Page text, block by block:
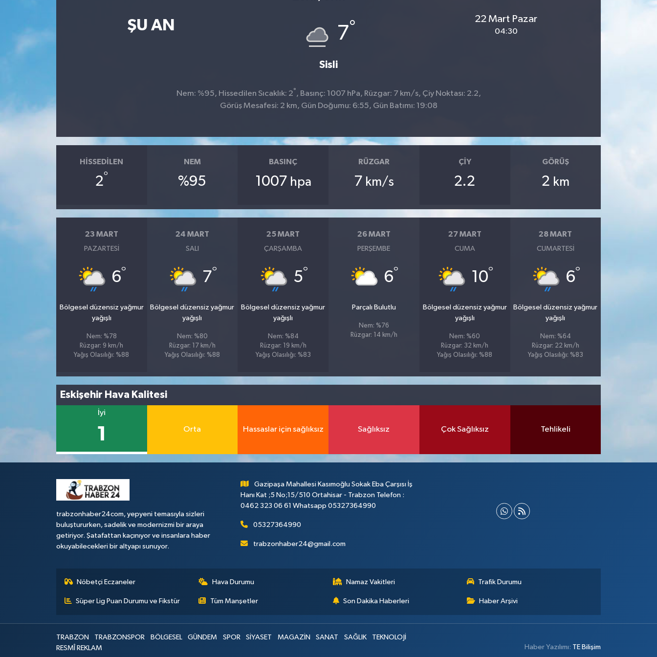
ŞU AN 7°
Sisli
22 Mart Pazar
04:30
Nem: %95, Hissedilen Sıcaklık: 2° , Basınç: 1007 hPa, Rüzgar: 7 km/s, Çiy Noktası: 2.2,
Görüş Mesafesi: 2 km, Gün Doğumu: 6:55, Gün Batımı: 19:08
HISSEDILEN
2°
NEM
%95
BASINÇ
1007 hpa
RÜZGAR
7 km/s
ÇIY
2.2
GÖRÜŞ
2 km
23 MART
PAZARTESI
6°
Bölgesel düzensiz yağmur
yağışlı
Nem: %78
Rüzgar: 9 km/h
Yağış Olasılığı: %88
24 MART
SALI
7°
Bölgesel düzensiz yağmur
yağışlı
Nem: %80
Rüzgar: 17 km/h
Yağış Olasılığı: %88
25 MART
ÇARŞAMBA
5°
Bölgesel düzensiz yağmur
yağışlı
Nem: %84
Rüzgar: 19 km/h
Yağış Olasılığı: %83
26 MART
PERŞEMBE
6°
Parçalı Bulutlu
Nem: %76
Rüzgar: 14 km/h
27 MART
CUMA
10°
Bölgesel düzensiz yağmur
yağışlı
Nem: %60
Rüzgar: 32 km/h
Yağış Olasılığı: %88
28 MART
CUMARTESI
6°
Bölgesel düzensiz yağmur
yağışlı
Nem: %64
Rüzgar: 22 km/h
Yağış Olasılığı: %83
Eskişehir Hava Kalitesi
İyi
1 Orta Hassaslar için sağlıksız Sağlıksız Çok Sağlıksız Tehlikeli
trabzonhaber24com, yepyeni temasıyla sizleri
buluştururken, sadelik ve modernizmi bir araya
getiriyor. Şatafattan kaçınıyor ve insanlara haber
okuyabilecekleri bir altyapı sunuyor.
Gazipaşa Mahallesi Kasımoğlu Sokak Eba Çarşısı İş
Hanı Kat ;5 No;15/510 Ortahisar - Trabzon Telefon :
0462 323 06 61 Whatsapp 05327364990
05327364990
trabzonhaber24@gmail.com
Nöbetçi Eczaneler Hava Durumu Namaz Vakitleri Trafik Durumu
Süper Lig Puan Durumu ve Fikstür Tüm Manşetler Son Dakika Haberleri Haber Arşivi
TRABZON TRABZONSPOR BÖLGESEL GÜNDEM SPOR SİYASET MAGAZİN SANAT SAĞLIK
TEKNOLOJİ
RESMÎ REKLAM
Haber Yazılımı: TE Bilişim